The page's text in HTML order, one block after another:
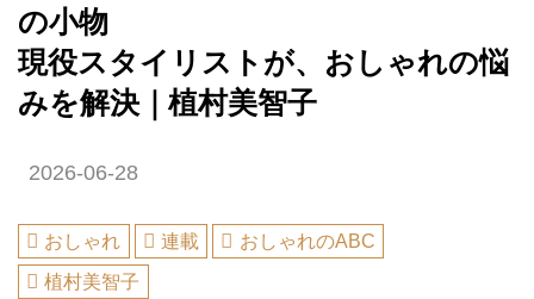
の小物
現役スタイリストが、おしゃれの悩
みを解決｜植村美智子
2026-06-28
おしゃれ 連載
おしゃれのABC
植村美智子